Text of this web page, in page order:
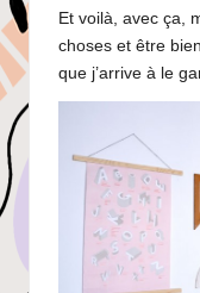
Et voilà, avec ça,
choses et être
que j’arrive à le